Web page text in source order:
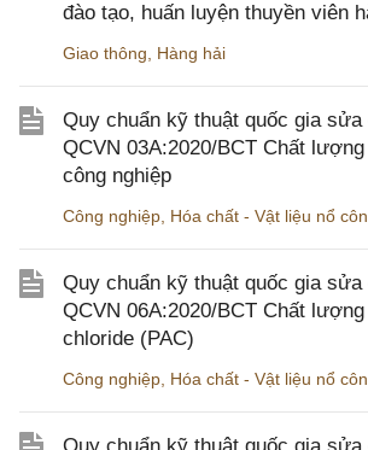
đào tạo, huấn luyện thuyền viên
Giao thông Hàng hải
Quy chuẩn kỹ thuật quốc gia sửa
QCVN 03A:2020/BCT Chất
công nghiệp
Công nghiệp Hóa chất - Vật liệu nổ
Quy chuẩn kỹ thuật quốc gia sửa
QCVN 06A:2020/BCT Chất
chloride (PAC)
Công nghiệp Hóa chất - Vật liệu nổ